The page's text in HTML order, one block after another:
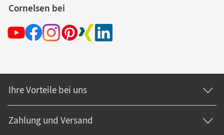
Cornelsen bei
Ihre Vorteile bei uns
Zahlung und Versand